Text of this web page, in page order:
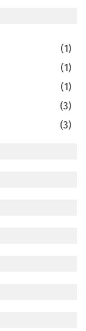
(1)
(1)
(1)
(3)
(3)